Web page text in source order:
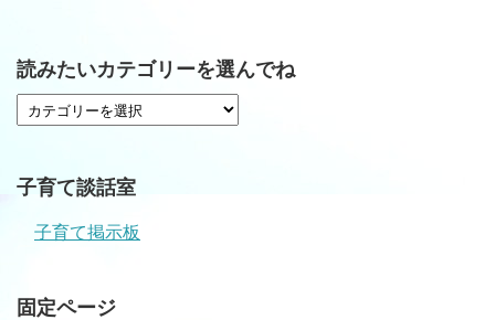
読みたいカテゴリーを選んでね
子育て談話室
子育て掲示板
固定ページ